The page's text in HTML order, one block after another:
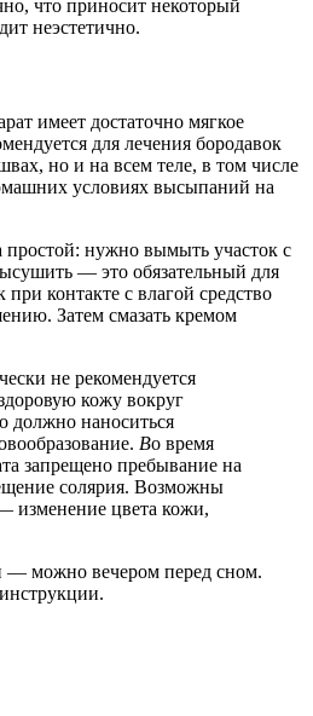
что приносит некоторый
неэстетично.
имеет достаточно мягкое
для лечения бородавок
но и на всем теле, в том числе
условиях высыпаний на
нужно вымыть участок с
— это обязательный для
контакте с влагой средство
Затем смазать кремом
не рекомендуется
кожу вокруг
должно наноситься
Во время
запрещено пребывание на
солярия. Возможны
изменение цвета кожи,
— можно вечером перед сном.